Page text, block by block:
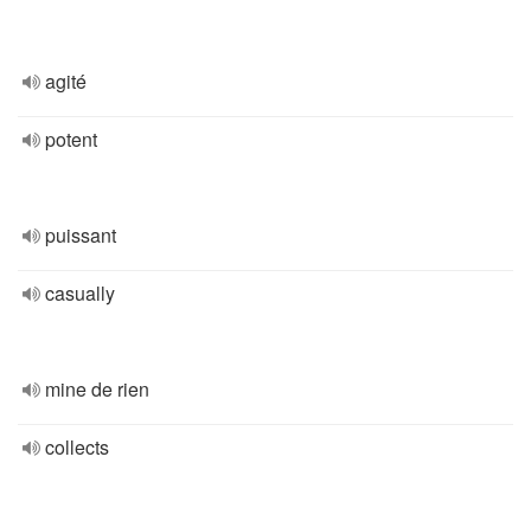
agité
potent
puissant
casually
mine de rien
collects